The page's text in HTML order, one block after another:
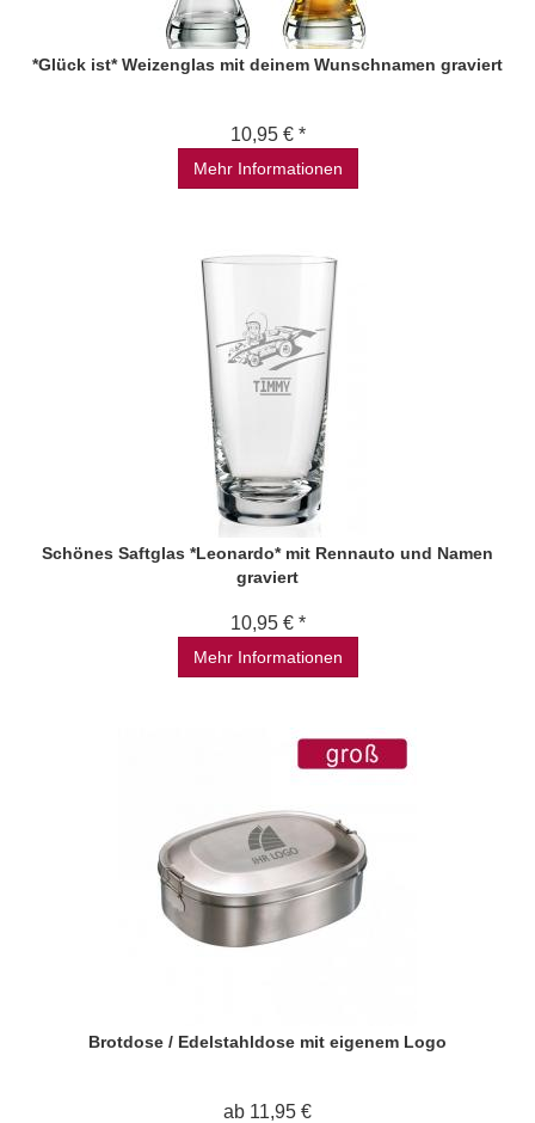
*Glück ist* Weizenglas mit deinem Wunschnamen graviert
10,95 € *
Mehr Informationen
Schönes Saftglas *Leonardo* mit Rennauto und Namen
graviert
10,95 € *
Mehr Informationen
Brotdose / Edelstahldose mit eigenem Logo
ab 11,95 €